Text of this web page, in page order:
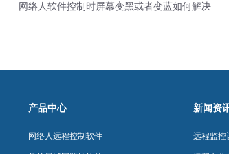
网络人软件控制时屏幕变黑或者变蓝如何解决
产品中心
网络人远程控制软件
新闻资
远程监控